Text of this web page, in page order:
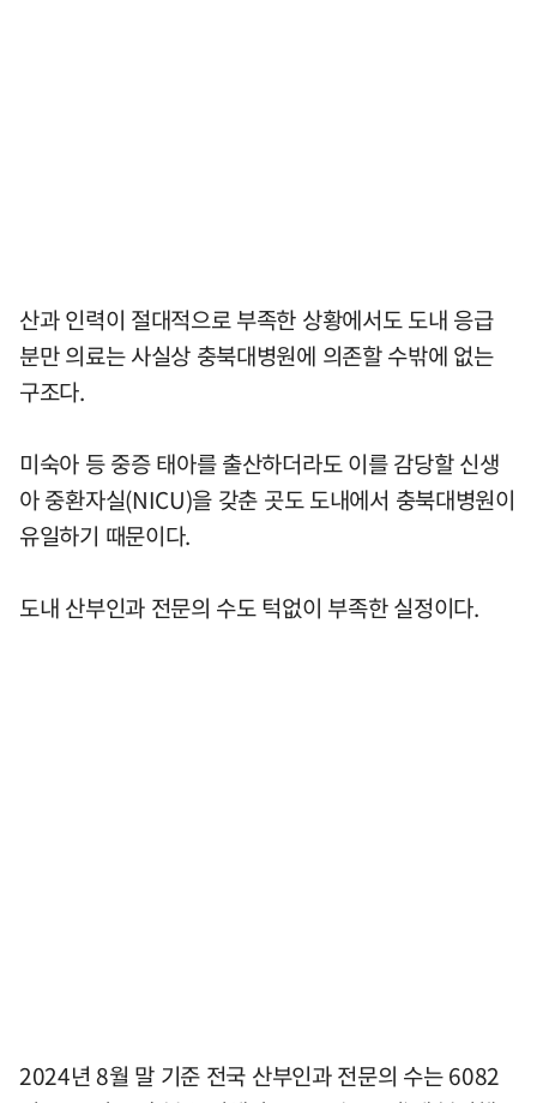
산과 인력이 절대적으로 부족한 상황에서도 도내 응급
분만 의료는 사실상 충북대병원에 의존할 수밖에 없는
구조다.
미숙아 등 중증 태아를 출산하더라도 이를 감당할 신생
아 중환자실(NICU)을 갖춘 곳도 도내에서 충북대병원이
유일하기 때문이다.
도내 산부인과 전문의 수도 턱없이 부족한 실정이다.
2024년 8월 말 기준 전국 산부인과 전문의 수는 6082